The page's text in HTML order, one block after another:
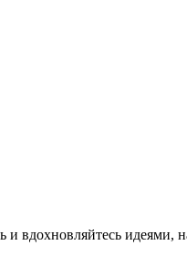
вдохновляйтесь идеями,